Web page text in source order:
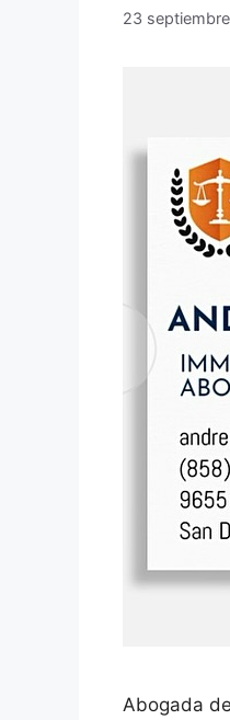
23
Abogada